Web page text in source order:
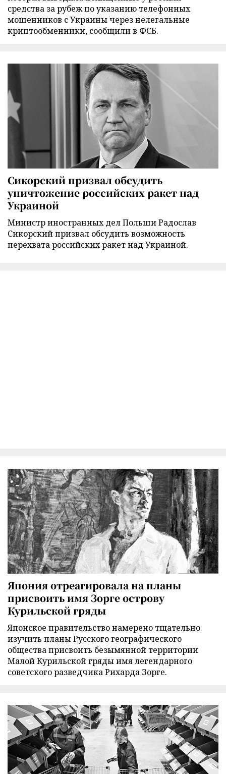
средства за рубеж по указанию телефонных
мошенников с Украины через нелегальные
криптообменники, сообщили в ФСБ.
Сикорский призвал обсудить
уничтожение российских ракет над
Украиной
Министр иностранных дел Польши Радослав
Сикорский призвал обсудить возможность
перехвата российских ракет над Украиной.
Япония отреагировала на планы
присвоить имя Зорге острову
Курильской гряды
Японское правительство намерено тщательно
изучить планы Русского географического
общества присвоить безымянной территории
Малой Курильской гряды имя легендарного
советского разведчика Рихарда Зорге.